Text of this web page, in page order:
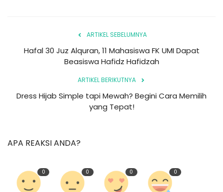
ARTIKEL SEBELUMNYA
Hafal 30 Juz Alquran, 11 Mahasiswa FK UMI Dapat
Beasiswa Hafidz Hafidzah
ARTIKEL BERIKUTNYA
Dress Hijab Simple tapi Mewah? Begini Cara Memilih
yang Tepat!
APA REAKSI ANDA?
0 0 0 0